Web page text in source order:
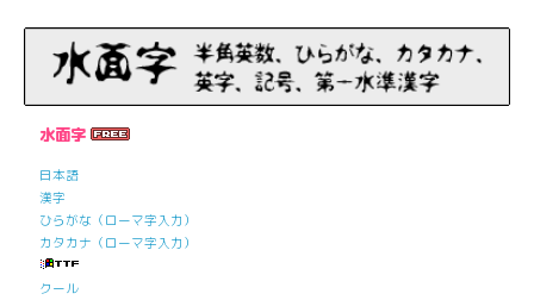
水面字
日本語
漢字
ひらがな（ローマ字入力）
カタカナ（ローマ字入力）
クール